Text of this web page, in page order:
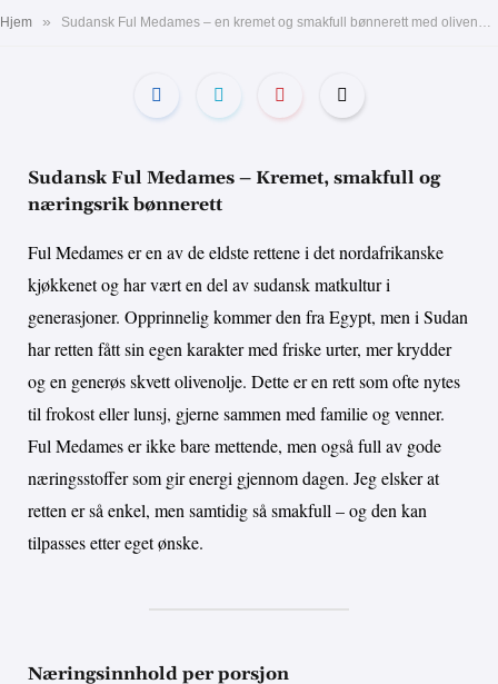
Hjem »
Sudansk Ful Medames – Kremet, smakfull og
næringsrik bønnerett
Ful Medames er en av de eldste rettene i det nordafrikanske
kjøkkenet og har vært en del av sudansk matkultur i
generasjoner. Opprinnelig kommer den fra Egypt, men i Sudan
har retten fått sin egen karakter med friske urter, mer krydder
og en generøs skvett olivenolje. Dette er en rett som ofte nytes
til frokost eller lunsj, gjerne sammen med familie og venner.
Ful Medames er ikke bare mettende, men også full av gode
næringsstoffer som gir energi gjennom dagen. Jeg elsker at
retten er så enkel, men samtidig så smakfull – og den kan
tilpasses etter eget ønske.
Næringsinnhold per porsjon